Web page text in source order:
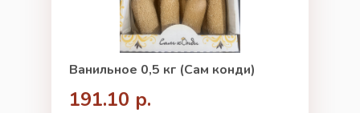
Ванильное 0,5 кг (Сам конди)
191.10 р.